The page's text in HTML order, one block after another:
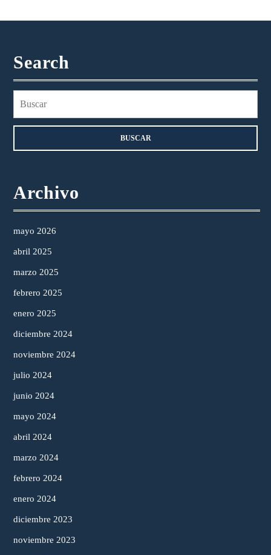
Search
Archivo
mayo 2026
abril 2025
marzo 2025
febrero 2025
enero 2025
diciembre 2024
noviembre 2024
julio 2024
junio 2024
mayo 2024
abril 2024
marzo 2024
febrero 2024
enero 2024
diciembre 2023
noviembre 2023